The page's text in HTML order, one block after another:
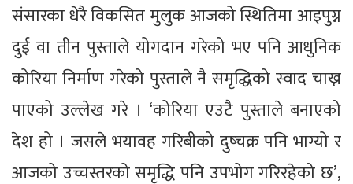
संसारका धेरै विकसित मुलुक आजको स्थितिमा आइपुग्न
दुई वा तीन पुस्ताले योगदान गरेको भए पनि आधुनिक
कोरिया निर्माण गरेको पुस्ताले नै समृद्धिको स्वाद चाख्न
पाएको उल्लेख गरे । ‘कोरिया एउटै पुस्ताले बनाएको
देश हो । जसले भयावह गरिबीको दुष्चक्र पनि भाग्यो र
आजको उच्चस्तरको समृद्धि पनि उपभोग गरिरहेको छ’,